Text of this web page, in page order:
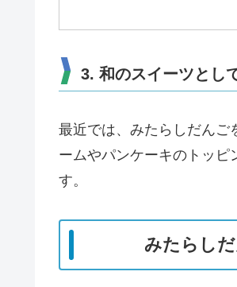
3. 和のスイーツとし
最近では、みたらしだんご
ームやパンケーキのトッ
す。
みたらし